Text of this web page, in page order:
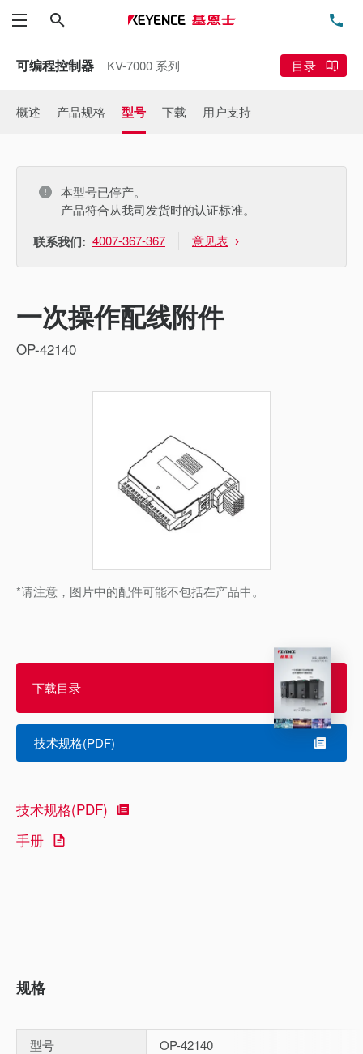
菜单
可编程控制器 KV-7000 系列 目录
概述 产品规格 型号 下载 用户支持
本型号已停产。
产品符合从我司发货时的认证标准。
联系我们: 4007-367-367 意见表
一次操作配线附件
OP-42140
*请注意，图片中的配件可能不包括在产品中。
下载目录
技术规格(PDF)
技术规格(PDF)
手册
规格
型号
OP-42140